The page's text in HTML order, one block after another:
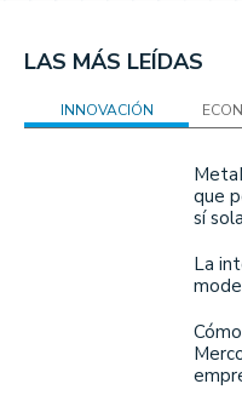
LAS MÁS LEÍDAS
INNOVACIÓN
que
sí sola
La